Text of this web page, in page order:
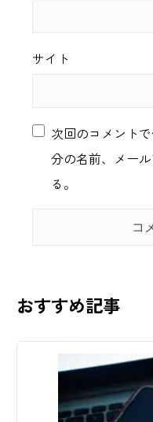
サイト
次回のコメント
分の名前、メー
る。
おすすめ記事